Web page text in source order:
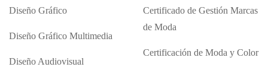
Diseño Gráfico
Diseño Gráfico Multimedia
Diseño Audiovisual
Certificado de Gestión Marcas
de Moda
Certificación de Moda y Color